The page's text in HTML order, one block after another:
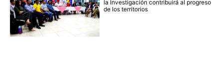
la Investigación contribuirá al progreso
de los territorios